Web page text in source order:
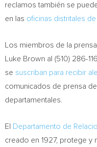
reclamos también se
en las oficinas distritales
Los miembros de la
Luke Brown al (510) 286-
se suscriban para recibir
comunicados de prensa
departamentales.
El Departamento de
creado en 1927, protege y